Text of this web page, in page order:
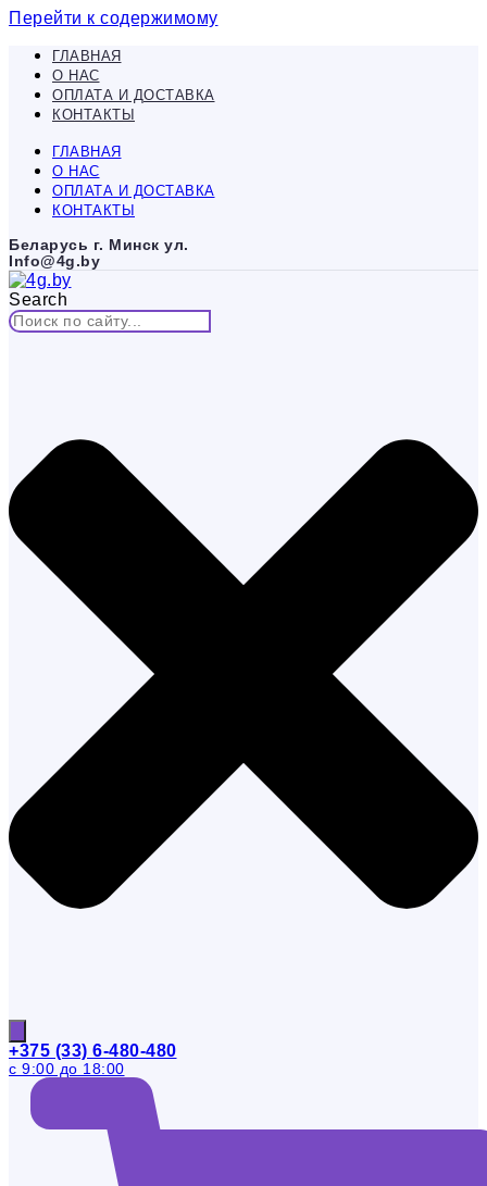
Перейти к содержимому
ГЛАВНАЯ
О НАС
ОПЛАТА И ДОСТАВКА
КОНТАКТЫ
ГЛАВНАЯ
О НАС
ОПЛАТА И ДОСТАВКА
КОНТАКТЫ
Беларусь г. Минск ул.
Info@4g.by
Search
+375 (33) 6-480-480
с 9:00 до 18:00